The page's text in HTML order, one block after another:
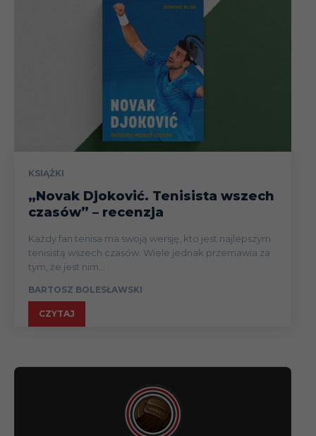
KSIĄŻKI
„Novak Djoković. Tenisista wszech
czasów” – recenzja
Każdy fan tenisa ma swoją wersję, kto jest najlepszym
tenisistą wszech czasów. Wiele jednak przemawia za
tym, że jest nim...
BARTOSZ BOLESŁAWSKI
CZYTAJ